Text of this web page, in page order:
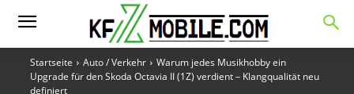
Startseite Auto / Verkehr
Warum jedes Musikhobby ein
Upgrade für den Skoda Octavia II (1Z) verdient – Klangqualität neu
definiert